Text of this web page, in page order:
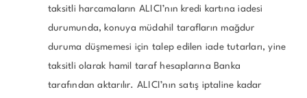
taksitli harcamaların ALICI’nın kredi kartına iadesi
durumunda, konuya müdahil tarafların mağdur
duruma düşmemesi için talep edilen iade tutarları, yine
taksitli olarak hamil taraf hesaplarına Banka
tarafından aktarılır. ALICI’nın satış iptaline kadar